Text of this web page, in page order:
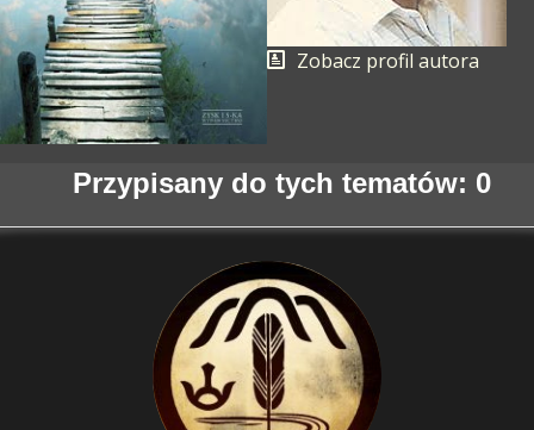
Zobacz profil autora
Przypisany do tych tematów: 0